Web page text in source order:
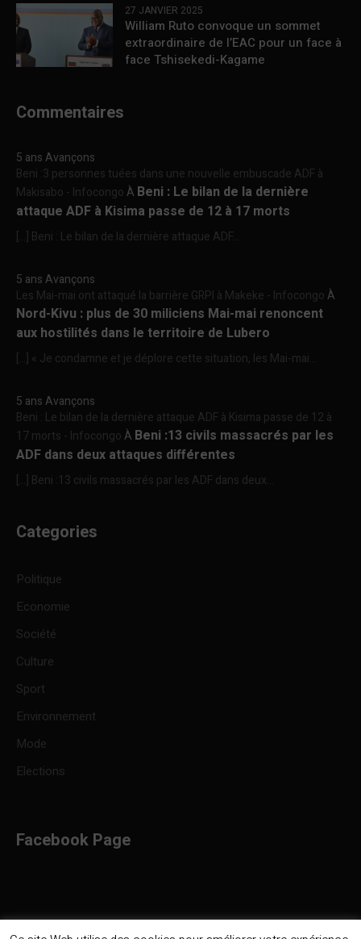
27 JANVIER 2025
William Ruto convoque un sommet
extraordinaire de l’EAC pour un face à
face Tshisekedi-Kagame
Commentaires
5 ans Avançons
Beni :3 personnes tuées dans une nouvelle embuscade ADF à
Makisabo - InfocongoÀ Beni : Le bilan de la dernière
attaque ADF à Kisima passe de 12 à 17 morts
[…] Beni : Le bilan de la dernière attaque ADF...
5 ans Avançons
Les Mai-mai ont attaqué la barrière GRPI à Makeke - InfocongoÀ
Nord-Kivu : plus de 30 miliciens Mai-mai renoncent
aux hostilités dans le territoire de Lubero
[…] « Je condamne et je déplore cette situation, les Mai-mai...
5 ans Avançons
Beni : Le bilan de la dernière attaque ADF à Kisima passe de 12 à
17 morts - InfocongoÀ Beni :13 civils massacrés par les
ADF dans deux attaques différentes
[…] Beni :13 civils massacrés par les ADF dans deux...
Categories
Politique
Economie
Société
Culture
Sport
Environnement
Mode
Elections
Facebook Page